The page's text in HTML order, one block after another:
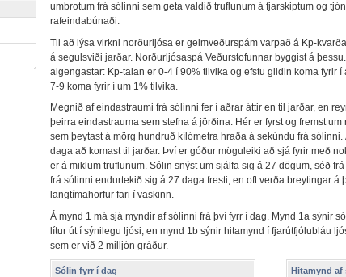
umbrotum frá sólinni sem geta valdið truflunum á fjarskiptum og
rafeindabúnaði.
Til að lýsa virkni norðurljósa er geimveðurspám varpað á Kp-
á segulsviði jarðar. Norðurljósaspá Veðurstofunnar byggist á
algengastar: Kp-talan er 0-4 í 90% tilvika og efstu gildin koma fyrir
7-9 koma fyrir í um 1% tilvika.
Megnið af eindastraumi frá sólinni fer í aðrar áttir en til jarðar, en
þeirra eindastrauma sem stefna á jörðina. Hér er fyrst og fremst
sem þeytast á mörg hundruð kílómetra hraða á sekúndu frá
daga að komast til jarðar. Því er góður möguleiki að sjá fyrir með
er á miklum truflunum. Sólin snýst um sjálfa sig á 27 dögum, séð
frá sólinni endurtekið sig á 27 daga fresti, en oft verða breytingar á
langtímahorfur fari í vaskinn.
Á mynd 1 má sjá myndir af sólinni frá því fyrr í dag. Mynd 1a sýnir
lítur út í sýnilegu ljósi, en mynd 1b sýnir hitamynd í fjarútfjólubláu
sem er við 2 milljón gráður.
Sólin fyrr í dag Hitamynd af